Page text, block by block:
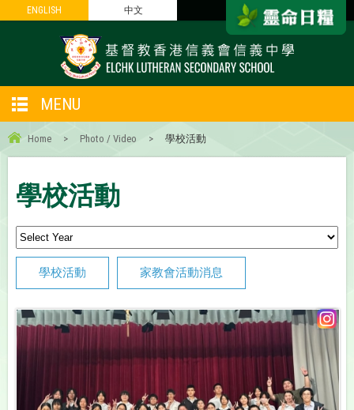
ENGLISH 中文
ENGLISH 中文
MENU
Home > Photo / Video > 學校活動
學校活動
學校活動 家教會活動消息